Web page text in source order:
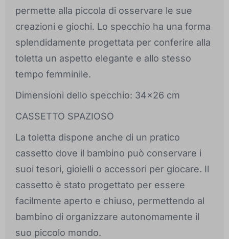
permette alla piccola di osservare le sue
creazioni e giochi. Lo specchio ha una forma
splendidamente progettata per conferire alla
toletta un aspetto elegante e allo stesso
tempo femminile.
Dimensioni dello specchio: 34x26 cm
CASSETTO SPAZIOSO
La toletta dispone anche di un pratico
cassetto dove il bambino può conservare i
suoi tesori, gioielli o accessori per giocare. Il
cassetto è stato progettato per essere
facilmente aperto e chiuso, permettendo al
bambino di organizzare autonomamente il
suo piccolo mondo.